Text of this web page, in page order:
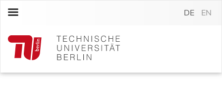
c
DE EN